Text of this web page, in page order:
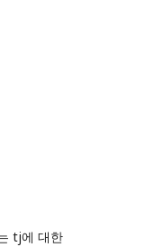
tj에 대한